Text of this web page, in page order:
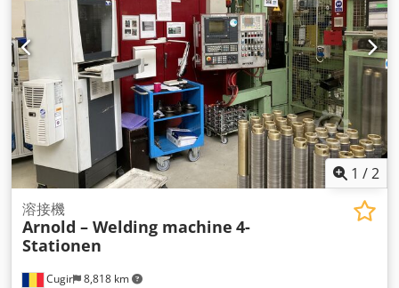
1 /2
Cugir 8,818 km
溶接機
Arnold – Welding machine 4-
Stationen